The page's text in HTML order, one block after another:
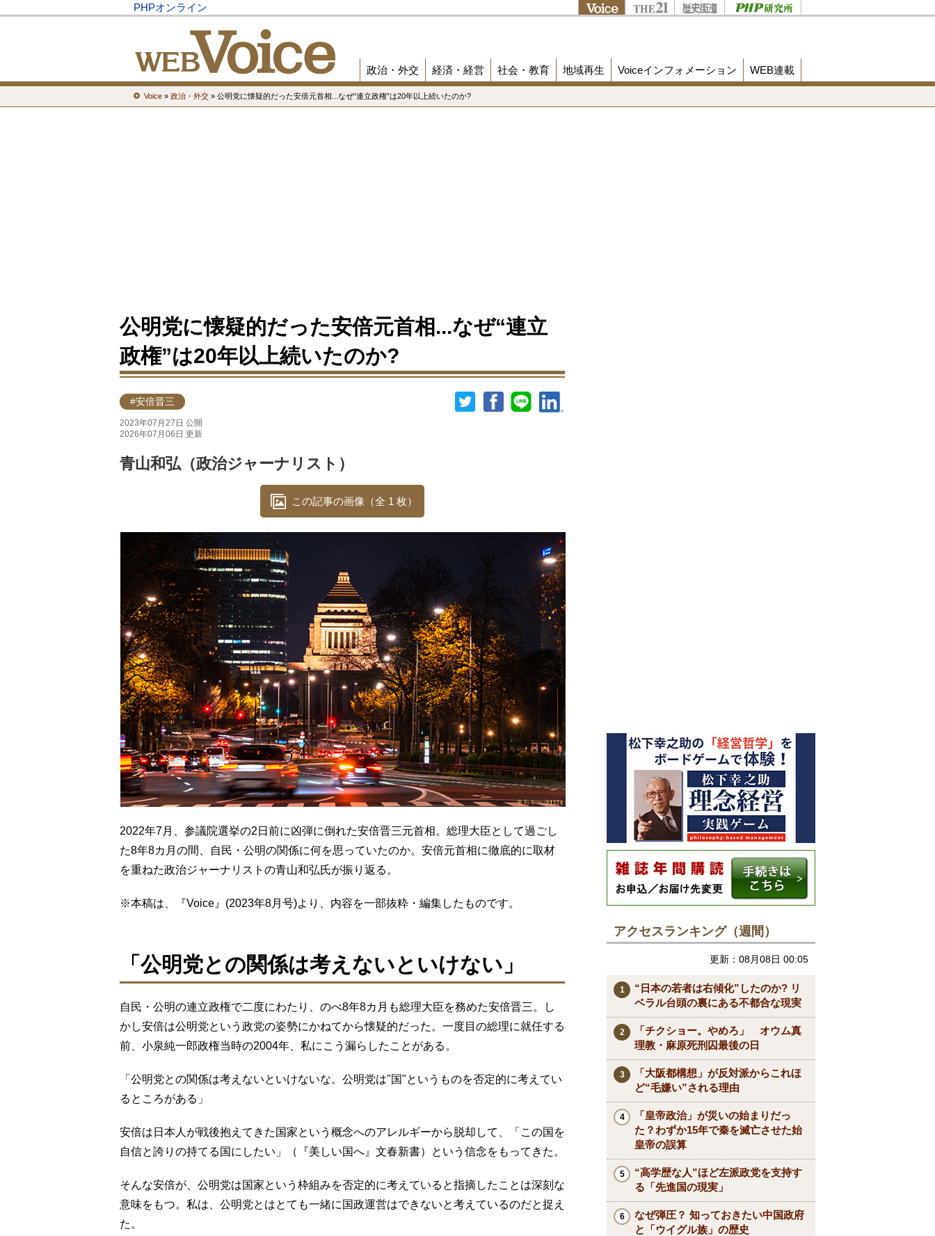
PHPオンライン
政治・外交 経済・経営 社会・教育 地域再生 Voiceインフォメーション WEB連載
Voice » 政治・外交 » 公明党に懐疑的だった安倍元首相...なぜ“連立政権”は20年以上続いたのか?
公明党に懐疑的だった安倍元首相...なぜ“連立
政権”は20年以上続いたのか?
#安倍晋三
2023年07月27日 公開
2026年07月06日 更新
青山和弘（政治ジャーナリスト）
この記事の画像（全 1 枚）
2022年7月、参議院選挙の2日前に凶弾に倒れた安倍晋三元首相。総理大臣として過ごし
た8年8カ月の間、自民・公明の関係に何を思っていたのか。安倍元首相に徹底的に取材
を重ねた政治ジャーナリストの青山和弘氏が振り返る。
※本稿は、『Voice』(2023年8月号)より、内容を一部抜粋・編集したものです。
「公明党との関係は考えないといけない」
自民・公明の連立政権で二度にわたり、のべ8年8カ月も総理大臣を務めた安倍晋三。し
かし安倍は公明党という政党の姿勢にかねてから懐疑的だった。一度目の総理に就任する
前、小泉純一郎政権当時の2004年、私にこう漏らしたことがある。
「公明党との関係は考えないといけないな。公明党は"国"というものを否定的に考えてい
るところがある」
安倍は日本人が戦後抱えてきた国家という概念へのアレルギーから脱却して、「この国を
自信と誇りの持てる国にしたい」（『美しい国へ』文春新書）という信念をもってきた。
そんな安倍が、公明党は国家という枠組みを否定的に考えていると指摘したことは深刻な
意味をもつ。私は、公明党とはとても一緒に国政運営はできないと考えているのだと捉え
た。
アクセスランキング（週間）
更新：08月08日 00:05
“日本の若者は右傾化”したのか? リ
ベラル台頭の裏にある不都合な現実
「チクショー。やめろ」 オウム真
理教・麻原死刑囚最後の日
「大阪都構想」が反対派からこれほ
ど“毛嫌い”される理由
「皇帝政治」が災いの始まりだっ
た？わずか15年で秦を滅亡させた始
皇帝の誤算
“高学歴な人”ほど左派政党を支持す
る「先進国の現実」
なぜ弾圧？ 知っておきたい中国政府
と「ウイグル族」の歴史